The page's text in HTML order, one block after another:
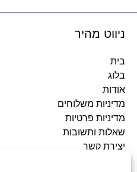
ניווט מהיר
בית
בלוג
אודות
מדיניות משלוחים
מדיניות פרטיות
שאלות ותשובות
יצירת קשר